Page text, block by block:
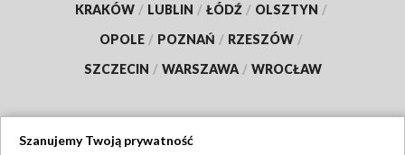
KRAKÓW / LUBLIN / ŁÓDŹ / OLSZTYN /
OPOLE / POZNAŃ / RZESZÓW /
SZCZECIN / WARSZAWA / WROCŁAW
Szanujemy Twoją prywatność